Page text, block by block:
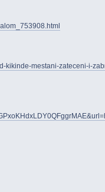
kikinde-mestani-zateceni-i-